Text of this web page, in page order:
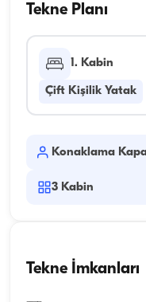
Tekne Planı
1. Kabin
Çift Kişilik Yatak
Konaklama
3 Kabin
Tekne İmkanları